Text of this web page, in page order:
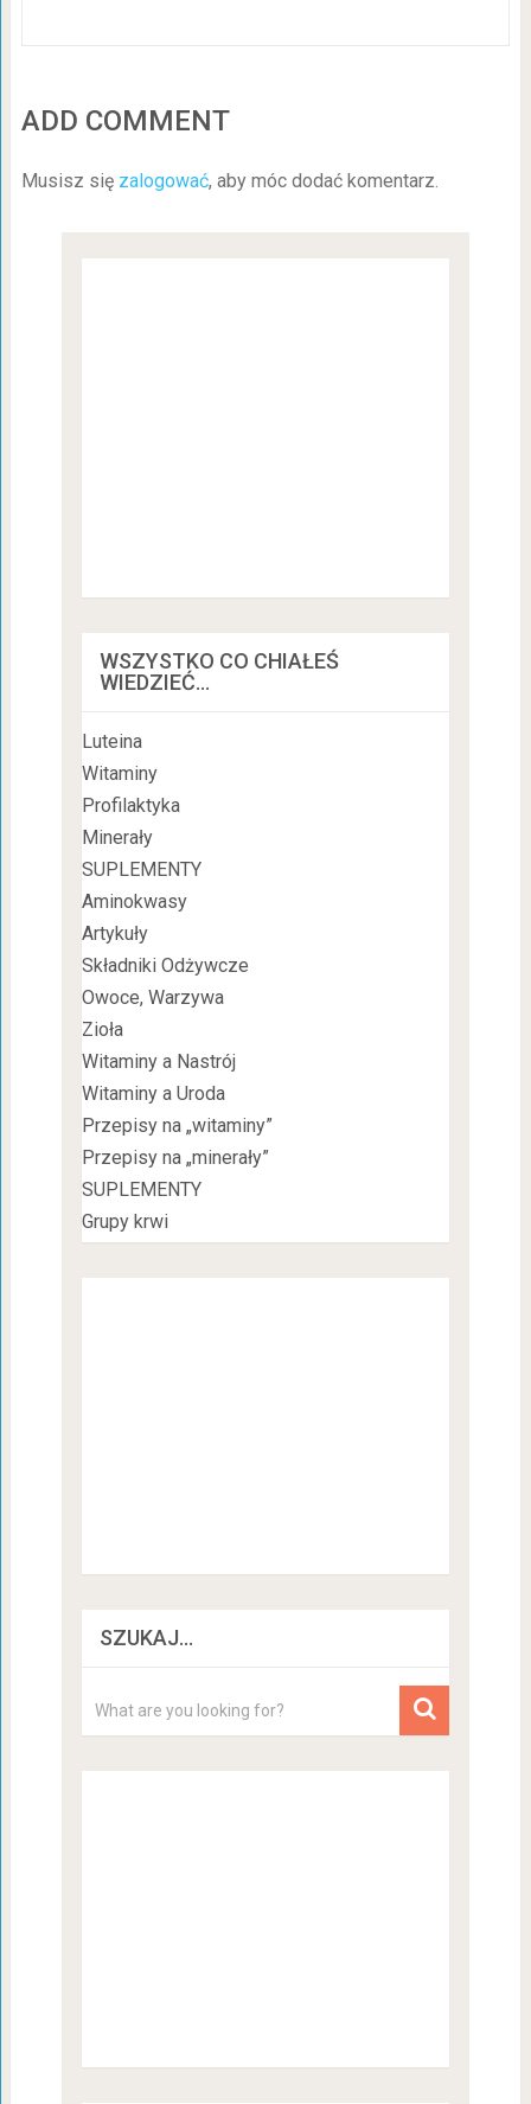
ADD COMMENT
Musisz się zalogować, aby móc dodać komentarz.
WSZYSTKO CO CHIAŁEŚ
WIEDZIEĆ…
Luteina
Witaminy
Profilaktyka
Minerały
SUPLEMENTY
Aminokwasy
Artykuły
Składniki Odżywcze
Owoce, Warzywa
Zioła
Witaminy a Nastrój
Witaminy a Uroda
Przepisy na „witaminy”
Przepisy na „minerały”
SUPLEMENTY
Grupy krwi
SZUKAJ…